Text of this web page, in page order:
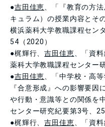
●吉田佳恵 、「『教育の方
キュラム）の授業内容とそ
横浜薬科大学教職課程セン
54（2020）
●梶輝行、吉田佳恵 、「資
薬科大学教職課程センター
●吉田佳恵 、「中学校・高
『合意形成』への影響要因
や行動・意識等との関係を
センター研究紀要第3号、
●梶輝行、吉田佳恵 、「資